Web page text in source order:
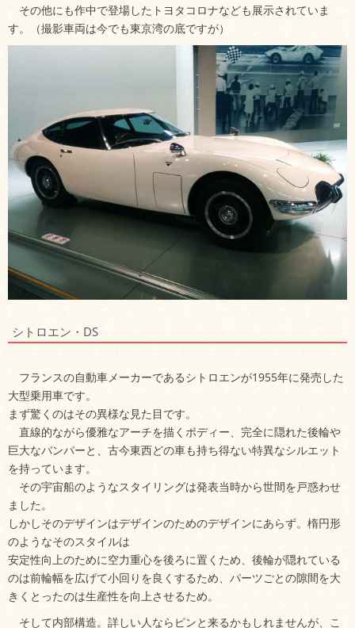
その他にも作中で登場したトヨタコロナなども展示されていま
す。（撮影車両は今でも東京湾の底ですが）
シトロエン・DS
フランスの自動車メーカーであるシトロエンが1955年に発売した
大型乗用車です。
まず驚くのはその異様な見た目です。
直線的ながら優雅なアーチを描くボディー、完全に隠れた後輪や
巨大なバンパーと、古今東西どの車も持ち得ない特異なシルエット
を持っています。
その宇宙船のようなスタイリングは発表当時から世間を戸惑わせ
ました。
しかしそのデザインはデザインのためのデザインにあらず。楕円形
のようなそのスタイルは
安定性向上のために空力重心を後ろに置くため、後輪が隠れている
のは前輪幅を広げて小回りを良くするため、パーツごとの隙間を大
きくとったのは生産性を向上させるため。
そして内部構造。詳しい人ならピンと来るかもしれませんが、こ